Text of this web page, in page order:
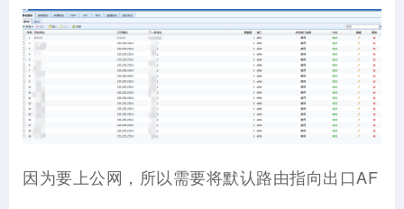
因为要上公网，所以需要将默认路由指向出口AF